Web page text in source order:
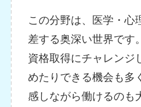
この分野は、医学・心
差する奥深い世界です
資格取得にチャレンジ
めたりできる機会も多
感しながら働けるのも